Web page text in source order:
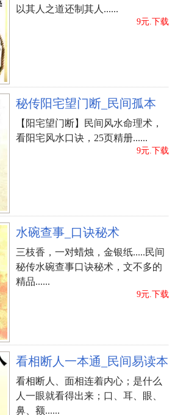
以其人之道还制其人......
9元.下载
秘传阳宅望门断_民间孤本
【阳宅望门断】民间风水命理术，
看阳宅风水口诀，25页精册......
9元.下载
水碗查事_口诀秘术
三枝香，一对蜡烛，金银纸.....民间
秘传水碗查事口诀秘术，文不多的
精品......
9元.下载
看相断人一本通_民间易读本
看相断人、面相连着内心；是什么
人一眼就看得出来；口、耳、眼、
鼻、额......